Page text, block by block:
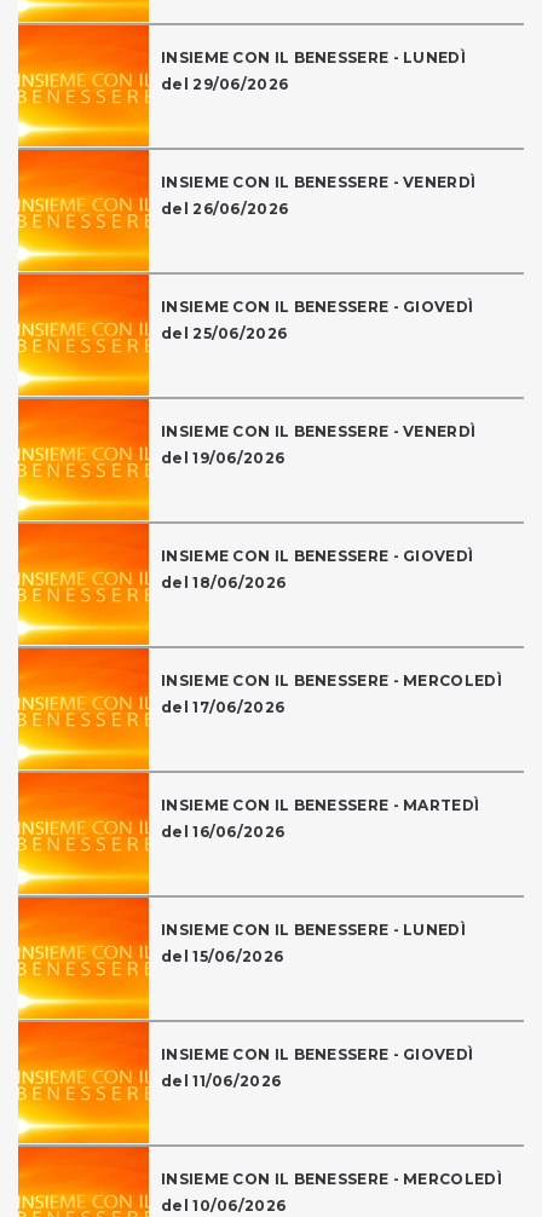
INSIEME CON IL BENESSERE - LUNEDÌ
del 29/06/2026
INSIEME CON IL BENESSERE - VENERDÌ
del 26/06/2026
INSIEME CON IL BENESSERE - GIOVEDÌ
del 25/06/2026
INSIEME CON IL BENESSERE - VENERDÌ
del 19/06/2026
INSIEME CON IL BENESSERE - GIOVEDÌ
del 18/06/2026
INSIEME CON IL BENESSERE - MERCOLEDÌ
del 17/06/2026
INSIEME CON IL BENESSERE - MARTEDÌ
del 16/06/2026
INSIEME CON IL BENESSERE - LUNEDÌ
del 15/06/2026
INSIEME CON IL BENESSERE - GIOVEDÌ
del 11/06/2026
INSIEME CON IL BENESSERE - MERCOLEDÌ
del 10/06/2026